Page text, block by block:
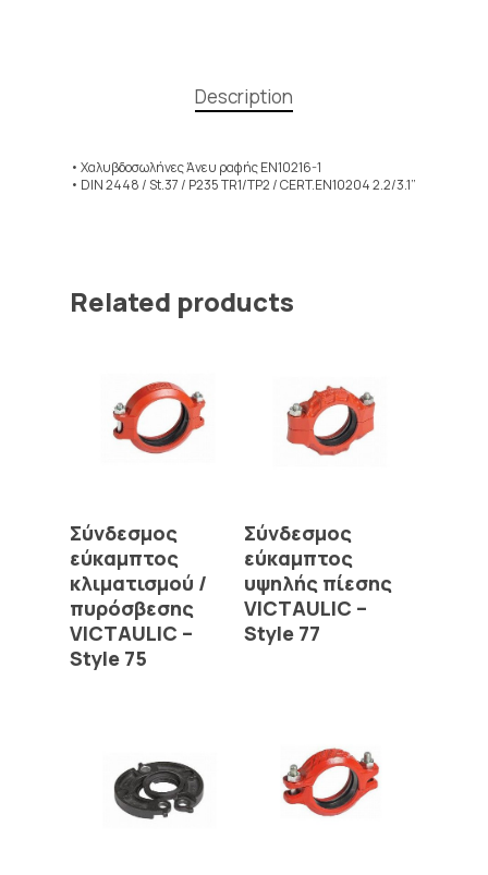
Description
• Χαλυβδοσωλήνες Άνευ ραφής EN10216-1
• DIN 2448 / St.37 / P235 TR1/TP2 / CERT.EN10204 2.2/3.1”
Related products
Σύνδεσμος
εύκαμπτος
κλιματισμού /
πυρόσβεσης
VICTAULIC –
Style 75
Σύνδεσμος
εύκαμπτος
υψηλής πίεσης
VICTAULIC –
Style 77